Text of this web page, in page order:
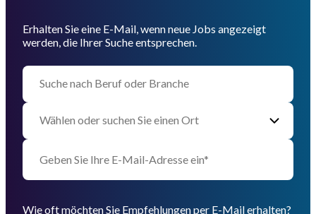
Erhalten Sie eine E-Mail, wenn neue Jobs angezeigt
werden, die Ihrer Suche entsprechen.
Wie oft möchten Sie Empfehlungen per E-Mail erhalten?